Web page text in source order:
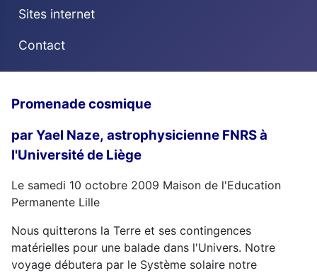
Sites internet
Contact
Détails
Promenade cosmique
par Yael Naze, astrophysicienne FNRS à
l'Université de Liège
Le samedi 10 octobre 2009 Maison de l'Education
Permanente Lille
Nous quitterons la Terre et ses contingences
matérielles pour une balade dans l'Univers. Notre
voyage débutera par le Système solaire notre